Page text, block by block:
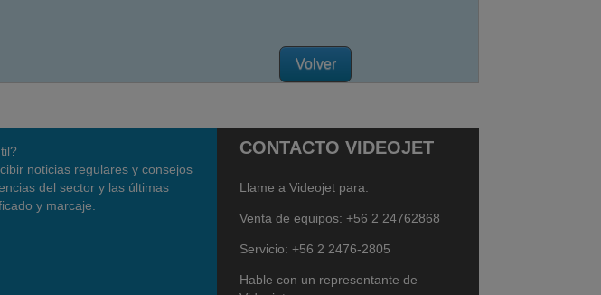
Volver
noticias regulares y consejos
del sector y las últimas
y marcaje.
CONTACTO VIDEOJET
Llame a Videojet para:
Venta de equipos: +56 2 24762868
Servicio: +56 2 2476-2805
Hable con un representante de